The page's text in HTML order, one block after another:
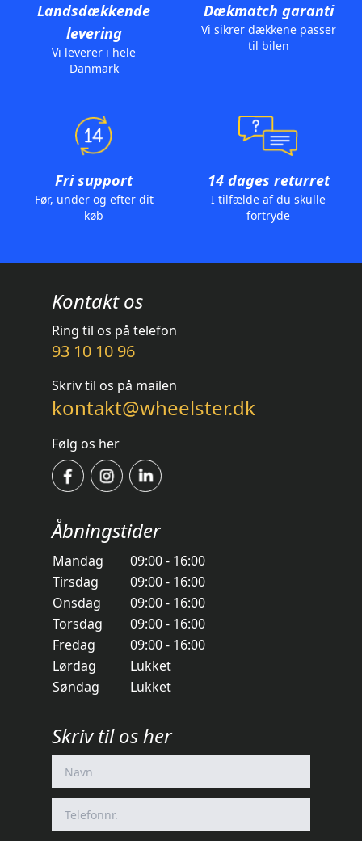
Landsdækkende
levering
Vi leverer i hele
Danmark
Dækmatch garanti
Vi sikrer dækkene passer
til bilen
Fri support
Før, under og efter dit
køb
14 dages returret
I tilfælde af du skulle
fortryde
Kontakt os
Ring til os på telefon
93 10 10 96
Skriv til os på mailen
kontakt@wheelster.dk
Følg os her
Åbningstider
Mandag
09:00 - 16:00
Tirsdag
09:00 - 16:00
Onsdag
09:00 - 16:00
Torsdag
09:00 - 16:00
Fredag
09:00 - 16:00
Lørdag
Lukket
Søndag
Lukket
Skriv til os her